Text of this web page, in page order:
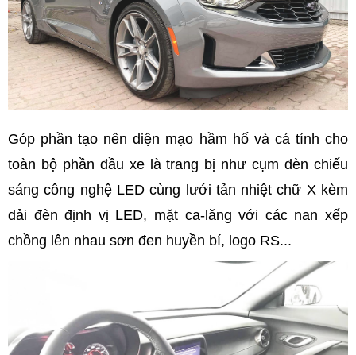
Góp phần tạo nên diện mạo hầm hố và cá tính cho
toàn bộ phần đầu xe là trang bị như cụm đèn chiếu
sáng công nghệ LED cùng lưới tản nhiệt chữ X kèm
dải đèn định vị LED, mặt ca-lăng với các nan xếp
chồng lên nhau sơn đen huyền bí, logo RS...